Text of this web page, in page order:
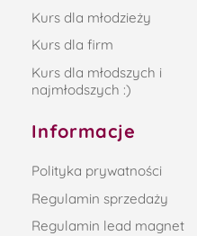
Kurs dla młodzieży
Kurs dla firm
Kurs dla młodszych i
najmłodszych :)
Informacje
Polityka prywatności
Regulamin sprzedaży
Regulamin lead magnet